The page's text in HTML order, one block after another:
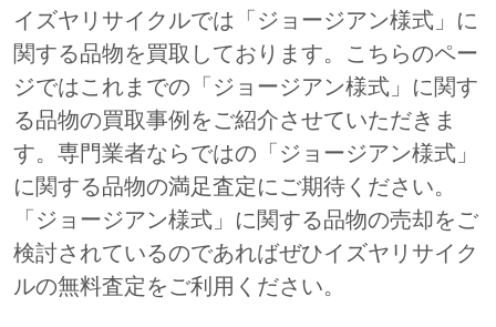
イズヤリサイクルでは「ジョージアン様式」に
関する品物を買取しております。こちらのペー
ジではこれまでの「ジョージアン様式」に関す
る品物の買取事例をご紹介させていただきま
す。専門業者ならではの「ジョージアン様式」
に関する品物の満足査定にご期待ください。
「ジョージアン様式」に関する品物の売却をご
検討されているのであればぜひイズヤリサイク
ルの無料査定をご利用ください。